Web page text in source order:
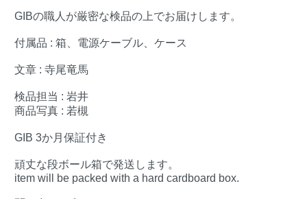
GIBの職人が厳密な検品の上でお届けします。
付属品 : 箱、電源ケーブル、ケース
文章 : 寺尾竜馬
検品担当 : 岩井
商品写真 : 若槻
GIB 3か月保証付き
頑丈な段ボール箱で発送します。
item will be packed with a hard cardboard box.